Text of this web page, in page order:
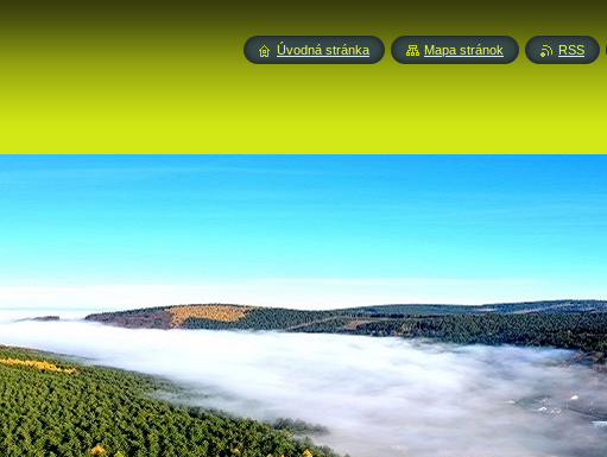
Úvodná stránka Mapa stránok RSS